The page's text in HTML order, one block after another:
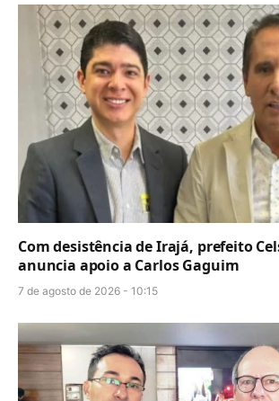
Com desistência de Irajá, prefeito
anuncia apoio a Carlos Gaguim
7 de agosto de 2026 - 10:15